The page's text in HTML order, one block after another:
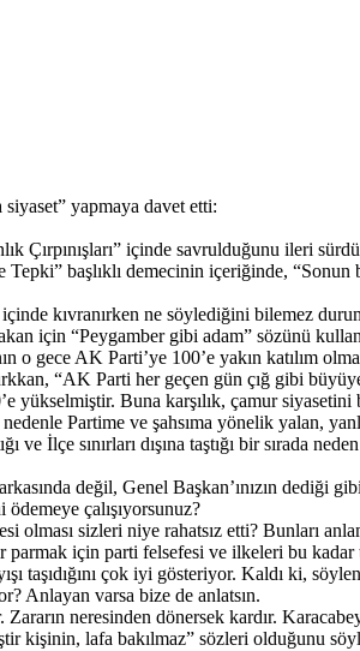
yapmaya davet etti:
Çırpınışları” içinde savrulduğunu ileri
başlıklı demecinin içeriğinde, “Sonun
kıvranırken ne söylediğini bilemez
için “Peygamber gibi adam” sözünü
gece AK Parti’ye 100’e yakın katılım
“AK Parti her geçen gün çığ gibi
yükselmiştir. Buna karşılık, çamur
Partime ve şahsıma yönelik yalan,
İlçe sınırları dışına taştığı bir sırada
değil, Genel Başkan’ınızın dediği
çalışıyorsunuz?
olması sizleri niye rahatsız etti? Bunları
için parti felsefesi ve ilkeleri bu kadar
taşıdığını çok iyi gösteriyor. Kaldı ki,
Anlayan varsa bize de anlatsın.
neresinden dönersek kardır.
kişinin, lafa bakılmaz” sözleri olduğunu